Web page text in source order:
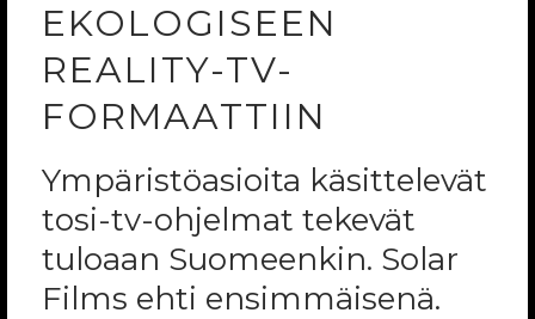
EKOLOGISEEN
REALITY-TV-
FORMAATTIIN
Ympäristöasioita käsittelevät
tosi-tv-ohjelmat tekevät
tuloaan Suomeenkin. Solar
Films ehti ensimmäisenä.